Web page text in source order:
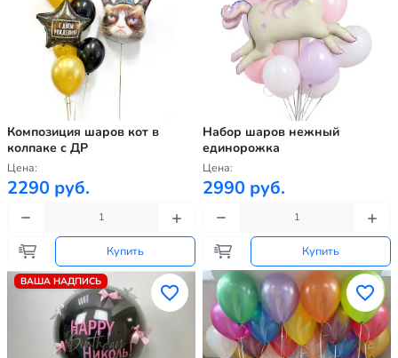
Композиция шаров кот в
колпаке с ДР
Цена:
2290 руб.
Купить
Набор шаров нежный
единорожка
Цена:
2990 руб.
Купить
ВАША НАДПИСЬ